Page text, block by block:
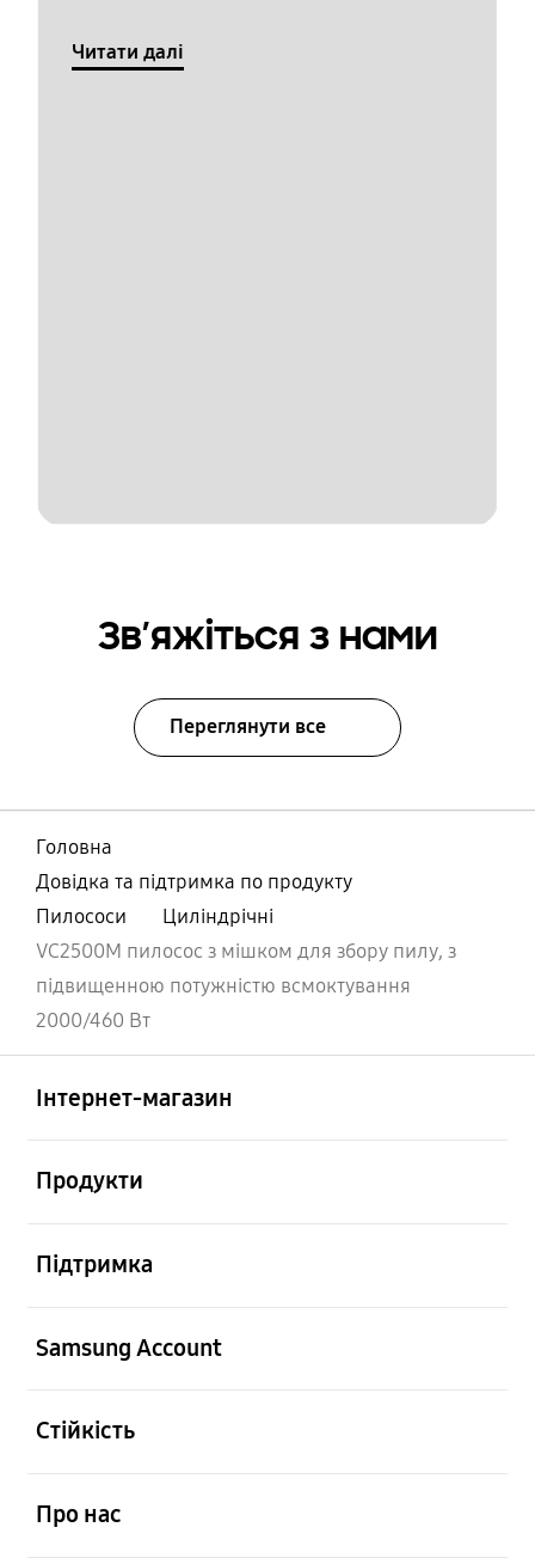
Читати далі
Зв’яжіться з нами
Переглянути все
Головна
Довідка та підтримка по продукту
Пилососи
Циліндрічні
VC2500M пилосос з мішком для збору пилу, з
підвищенною потужністю всмоктування
2000/460 Вт
Інтернет-магазин
Продукти
Підтримка
Samsung Account
Стійкість
Про нас